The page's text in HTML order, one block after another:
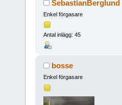
SebastianBerglund
Enkel förgasare
Antal inlägg: 45
bosse
Enkel förgasare